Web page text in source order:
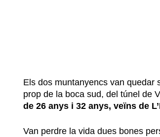
Els dos muntanyencs van quedar
prop de la boca sud, del túnel de
de 26 anys i 32 anys, veïns de
Van perdre la vida dues bones